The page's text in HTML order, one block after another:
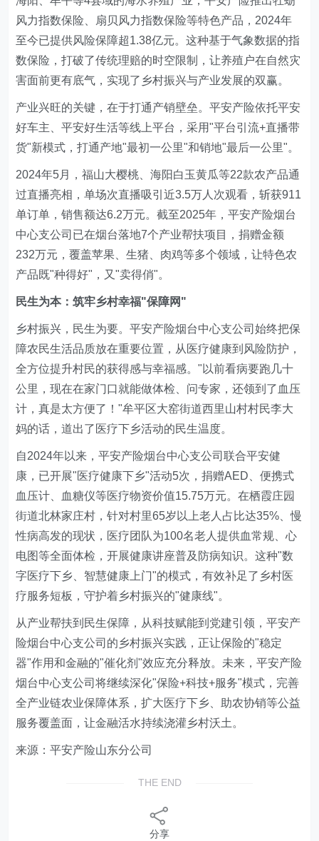
风力指数保险、扇贝风力指数保险等特色产品，2024年
至今已提供风险保障超1.38亿元。这种基于气象数据的指
数保险，打破了传统理赔的时空限制，让养殖户在自然灾
害面前更有底气，实现了乡村振兴与产业发展的双赢。
产业兴旺的关键，在于打通产销壁垒。平安产险依托平安
好车主、平安好生活等线上平台，采用"平台引流+直播带
货"新模式，打通产地"最初一公里"和销地"最后一公里"。
2024年5月，福山大樱桃、海阳白玉黄瓜等22款农产品通
过直播亮相，单场次直播吸引近3.5万人次观看，斩获911
单订单，销售额达6.2万元。截至2025年，平安产险烟台
中心支公司已在烟台落地7个产业帮扶项目，捐赠金额
232万元，覆盖苹果、生猪、肉鸡等多个领域，让特色农
产品既"种得好"，又"卖得俏"。
民生为本：筑牢乡村幸福"保障网"
乡村振兴，民生为要。平安产险烟台中心支公司始终把保
障农民生活品质放在重要位置，从医疗健康到风险防护，
全方位提升村民的获得感与幸福感。"以前看病要跑几十
公里，现在在家门口就能做体检、问专家，还领到了血压
计，真是太方便了！"牟平区大窑街道西里山村村民李大
妈的话，道出了医疗下乡活动的民生温度。
自2024年以来，平安产险烟台中心支公司联合平安健
康，已开展"医疗健康下乡"活动5次，捐赠AED、便携式
血压计、血糖仪等医疗物资价值15.75万元。在栖霞庄园
街道北林家庄村，针对村里65岁以上老人占比达35%、慢
性病高发的现状，医疗团队为100名老人提供血常规、心
电图等全面体检，开展健康讲座普及防病知识。这种"数
字医疗下乡、智慧健康上门"的模式，有效补足了乡村医
疗服务短板，守护着乡村振兴的"健康线"。
从产业帮扶到民生保障，从科技赋能到党建引领，平安产
险烟台中心支公司的乡村振兴实践，正让保险的"稳定
器"作用和金融的"催化剂"效应充分释放。未来，平安产险
烟台中心支公司将继续深化"保险+科技+服务"模式，完善
全产业链农业保障体系，扩大医疗下乡、助农协销等公益
服务覆盖面，让金融活水持续浇灌乡村沃土。
来源：平安产险山东分公司
THE END
分享